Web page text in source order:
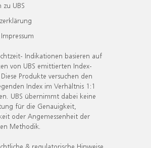
UBS
Indikationen basieren auf
von UBS emittierten Index-
Produkte versuchen den
Index im Verhältnis 1:1
UBS übernimmt dabei keine
für die Genauigkeit,
oder Angemessenheit der
Methodik.